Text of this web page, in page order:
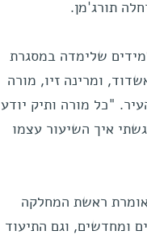
תורג'מן.
שלימדה במסגרת
ומרינה זיו, מורה
העיר. "כל מורה ותיק יודע
איך השיעור עצמו
אומרת ראשת המחלקה
ומחדשים, וגם התיעוד